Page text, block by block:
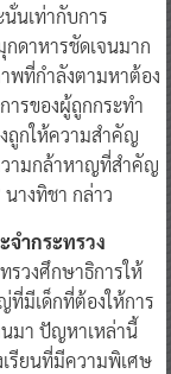
นั่นเท่ากับการ
ดาหารชัดเจนมาก
พที่กำลังตามหาต้อง
ารของผู้ถูกกระทำ
ถูกให้ความสำคัญ
ามกล้าหาญที่สำคัญ
นางทิชา กล่าว
จำกระทรวง
รวงศึกษาธิการให้
ที่มีเด็กที่ต้องให้การ
มา ปัญหาเหล่านี้
เรียนที่มีความพิเศษ